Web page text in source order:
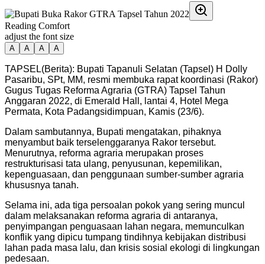
Reading Comfort
adjust the font size
A A A A
TAPSEL(Berita): Bupati Tapanuli Selatan (Tapsel) H Dolly
Pasaribu, SPt, MM, resmi membuka rapat koordinasi (Rakor)
Gugus Tugas Reforma Agraria (GTRA) Tapsel Tahun
Anggaran 2022, di Emerald Hall, lantai 4, Hotel Mega
Permata, Kota Padangsidimpuan, Kamis (23/6).
Dalam sambutannya, Bupati mengatakan, pihaknya
menyambut baik terselenggaranya Rakor tersebut.
Menurutnya, reforma agraria merupakan proses
restrukturisasi tata ulang, penyusunan, kepemilikan,
kepenguasaan, dan penggunaan sumber-sumber agraria
khususnya tanah.
Selama ini, ada tiga persoalan pokok yang sering muncul
dalam melaksanakan reforma agraria di antaranya,
penyimpangan penguasaan lahan negara, memunculkan
konflik yang dipicu tumpang tindihnya kebijakan distribusi
lahan pada masa lalu, dan krisis sosial ekologi di lingkungan
pedesaan.